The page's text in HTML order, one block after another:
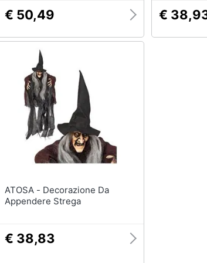
€ 50,49 €
ATOSA - Decorazione Da
Appendere Strega
€ 38,83